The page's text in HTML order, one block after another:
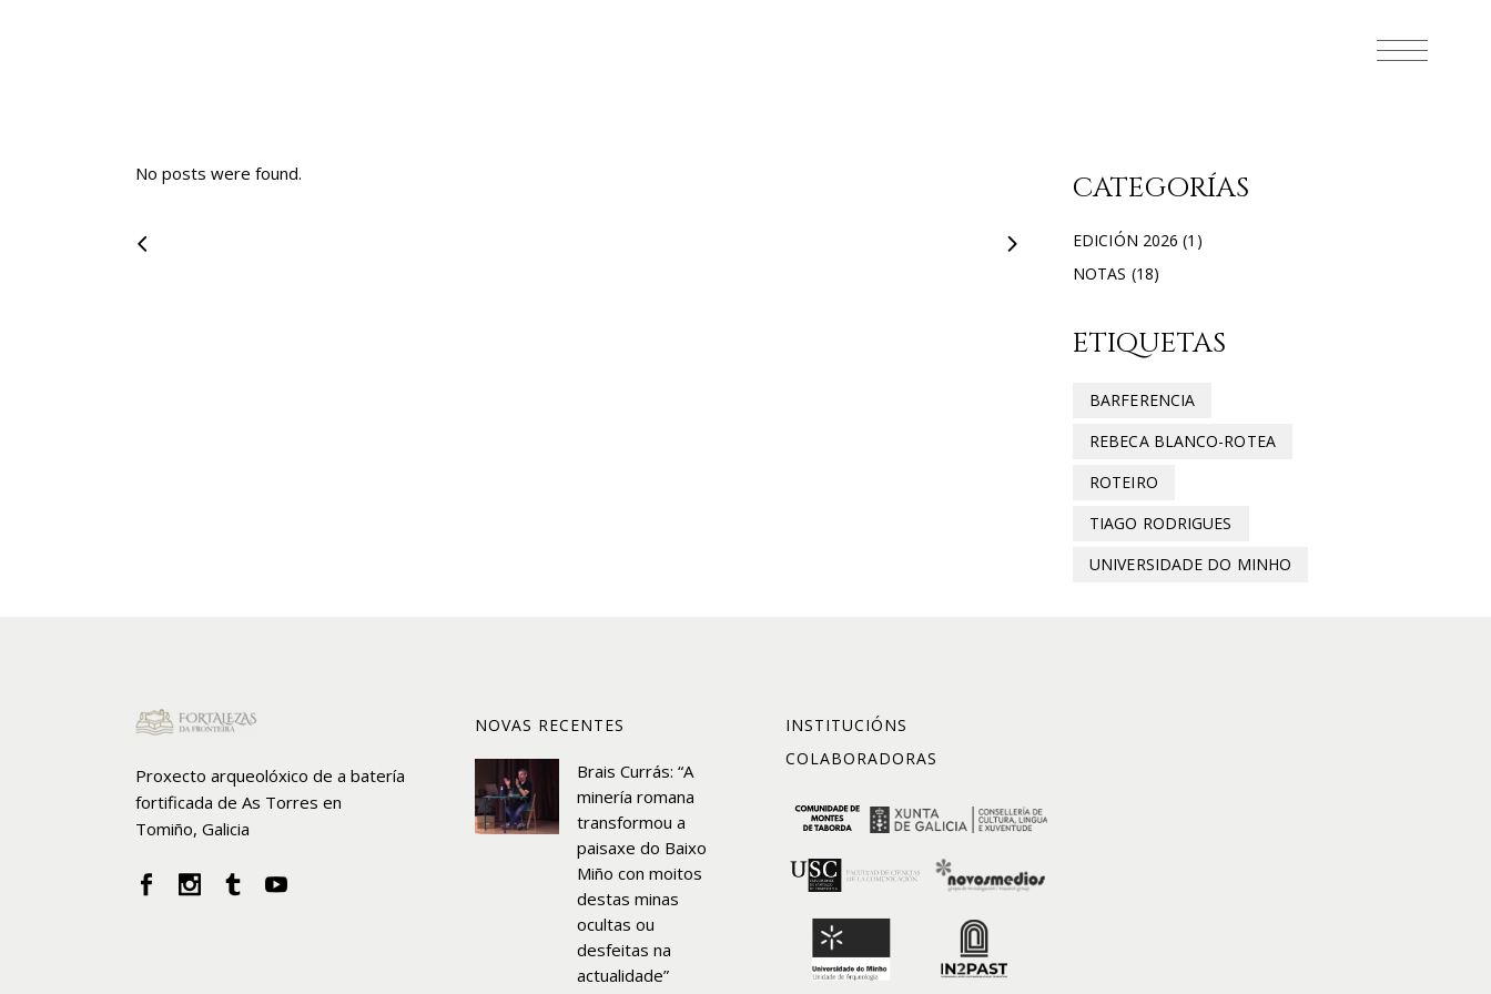
No posts were found. CATEGORÍAS
EDICIÓN 2026 (1)
NOTAS (18)
ETIQUETAS
BARFERENCIA
REBECA BLANCO-ROTEA
ROTEIRO
TIAGO RODRIGUES
UNIVERSIDADE DO MINHO
Proxecto arqueolóxico de a batería
fortificada de As Torres en
Tomiño, Galicia
NOVAS RECENTES
Brais Currás: “A
minería romana
transformou a
paisaxe do Baixo
Miño con moitos
destas minas
ocultas ou
desfeitas na
actualidade”
INSTITUCIÓNS
COLABORADORAS